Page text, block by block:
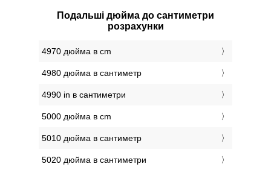
Подальші дюйма до сантиметри
розрахунки
4970 дюйма в cm
4980 дюйма в сантиметр
4990 in в сантиметри
5000 дюйма в cm
5010 дюйма в сантиметр
5020 дюйма в сантиметри